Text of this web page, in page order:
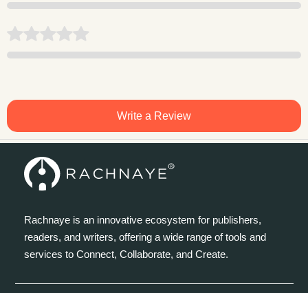
Write a Review
Rachnaye is an innovative ecosystem for publishers,
readers, and writers, offering a wide range of tools and
services to Connect, Collaborate, and Create.